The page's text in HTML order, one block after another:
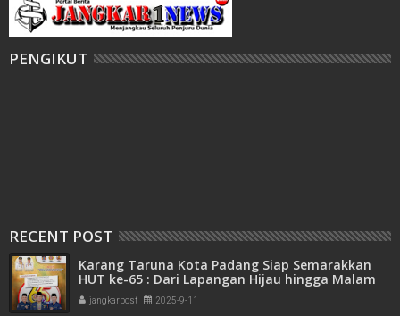
PENGIKUT
RECENT POST
Karang Taruna Kota Padang Siap Semarakkan
HUT ke-65 : Dari Lapangan Hijau hingga Malam
Kebersamaan
jangkarpost 2025-9-11